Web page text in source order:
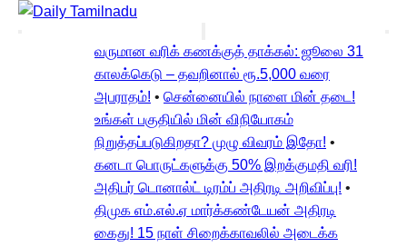
வருமான வரிக் கணக்குத் தாக்கல்: ஜூலை 31
காலக்கெடு – தவறினால் ரூ.5,000 வரை
அபராதம்! • சென்னையில் நாளை மின் தடை!
உங்கள் பகுதியில் மின் விநியோகம்
நிறுத்தப்படுகிறதா? முழு விவரம் இதோ! •
கனடா பொருட்களுக்கு 50% இறக்குமதி வரி!
அதிபர் டொனால்ட் டிரம்ப் அதிரடி அறிவிப்பு! •
திமுக எம்.எல்.ஏ மார்க்கண்டேயன் அதிரடி
கைது! 15 நாள் சிறைக்காவலில் அடைக்க